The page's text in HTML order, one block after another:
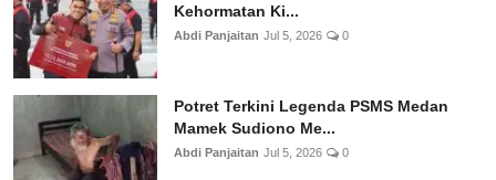
Kehormatan Ki...
Abdi Panjaitan Jul 5, 2026 0
Potret Terkini Legenda PSMS Medan
Mamek Sudiono Me...
Abdi Panjaitan Jul 5, 2026 0